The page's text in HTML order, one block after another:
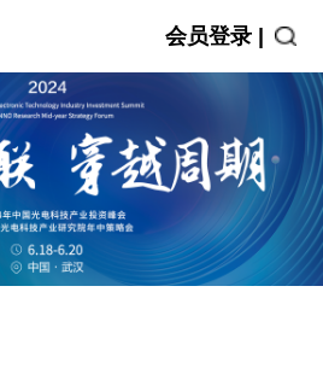
会员登录 |